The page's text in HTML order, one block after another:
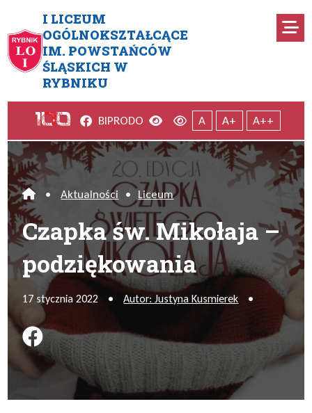
I LICEUM
OGÓLNOKSZTAŁCĄCE
IM. POWSTAŃCÓW
ŚLĄSKICH W
RYBNIKU
Czapka św. Mikołaja –
Facebook
BIPRODO Wersja kontrastowa
Wersja domyślna
A A+ A++
Home
• Aktualności • Liceum
Czapka św. Mikołaja –
podziękowania
17 stycznia 2022 • Autor: Justyna Kusmierek •
Podziel się na FB